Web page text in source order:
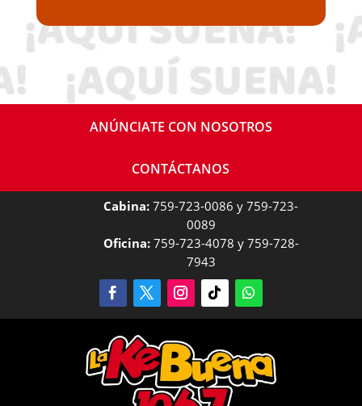
ANÚNCIATE CON NOSOTROS
CONTÁCTANOS
Cabina: 759-723-0086 y 759-723-
0089
Oficina:759-723-4078 y 759-728-
7943